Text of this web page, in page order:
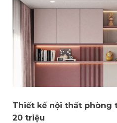
Thiết kế nội thất phòng
20 triệu